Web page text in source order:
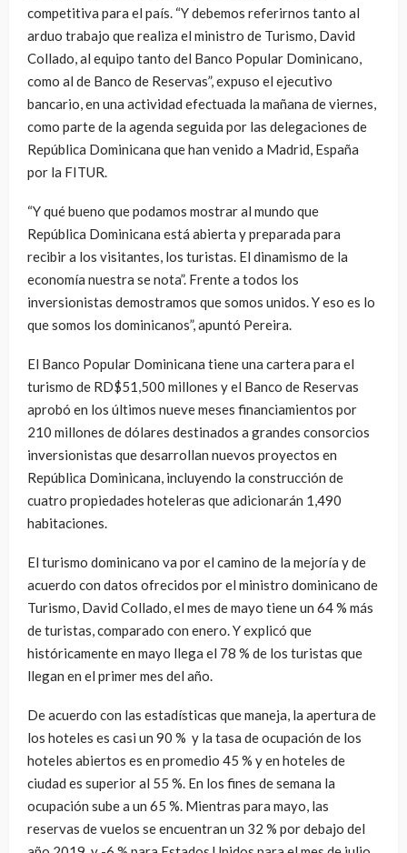
competitiva para el país. “Y debemos referirnos tanto al
arduo trabajo que realiza el ministro de Turismo, David
Collado, al equipo tanto del Banco Popular Dominicano,
como al de Banco de Reservas”, expuso el ejecutivo
bancario, en una actividad efectuada la mañana de viernes,
como parte de la agenda seguida por las delegaciones de
República Dominicana que han venido a Madrid, España
por la FITUR.
“Y qué bueno que podamos mostrar al mundo que
República Dominicana está abierta y preparada para
recibir a los visitantes, los turistas. El dinamismo de la
economía nuestra se nota”. Frente a todos los
inversionistas demostramos que somos unidos. Y eso es lo
que somos los dominicanos”, apuntó Pereira.
El Banco Popular Dominicana tiene una cartera para el
turismo de RD$51,500 millones y el Banco de Reservas
aprobó en los últimos nueve meses financiamientos por
210 millones de dólares destinados a grandes consorcios
inversionistas que desarrollan nuevos proyectos en
República Dominicana, incluyendo la construcción de
cuatro propiedades hoteleras que adicionarán 1,490
habitaciones.
El turismo dominicano va por el camino de la mejoría y de
acuerdo con datos ofrecidos por el ministro dominicano de
Turismo, David Collado, el mes de mayo tiene un 64 % más
de turistas, comparado con enero. Y explicó que
históricamente en mayo llega el 78 % de los turistas que
llegan en el primer mes del año.
De acuerdo con las estadísticas que maneja, la apertura de
los hoteles es casi un 90 % y la tasa de ocupación de los
hoteles abiertos es en promedio 45 % y en hoteles de
ciudad es superior al 55 %. En los fines de semana la
ocupación sube a un 65 %. Mientras para mayo, las
reservas de vuelos se encuentran un 32 % por debajo del